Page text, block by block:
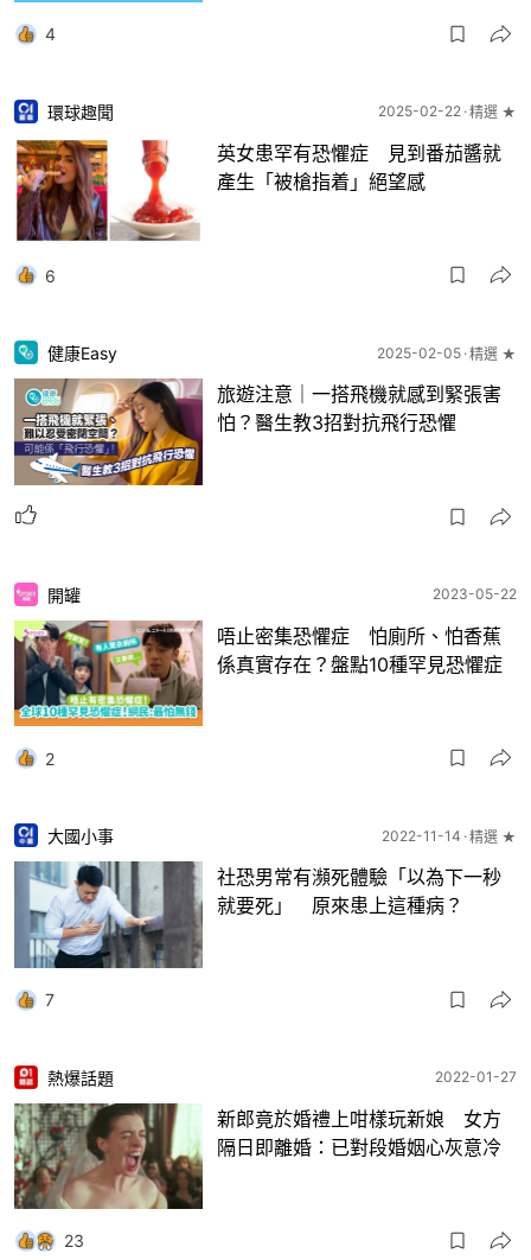
4
環球趣聞 2025-02-22 精選 ★
英女患罕有恐懼症 見到番茄醬就
產生「被槍指着」絕望感
6
健康Easy 2025-02-05 精選 ★
旅遊注意｜一搭飛機就感到緊張害
怕？醫生教3招對抗飛行恐懼
開罐 2023-05-22
唔止密集恐懼症 怕廁所、怕香蕉
係真實存在？盤點10種罕見恐懼症
2
大國小事 2022-11-14 精選 ★
社恐男常有瀕死體驗「以為下一秒
就要死」 原來患上這種病？
7
熱爆話題 2022-01-27
新郎竟於婚禮上咁樣玩新娘 女方
隔日即離婚：已對段婚姻心灰意冷
23